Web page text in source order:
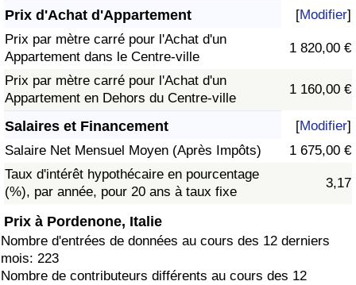
Prix d'Achat d'Appartement [Modifier]
Prix par mètre carré pour l'Achat d'un
Appartement dans le Centre-ville
1 820,00 €
Prix par mètre carré pour l'Achat d'un
Appartement en Dehors du Centre-ville
1 160,00 €
Salaires et Financement [Modifier]
Salaire Net Mensuel Moyen (Après Impôts)
1 675,00 €
Taux d'intérêt hypothécaire en pourcentage
(%), par année, pour 20 ans à taux fixe
3,17
Prix à Pordenone, Italie
Nombre d'entrées de données au cours des 12 derniers
mois: 223
Nombre de contributeurs différents au cours des 12